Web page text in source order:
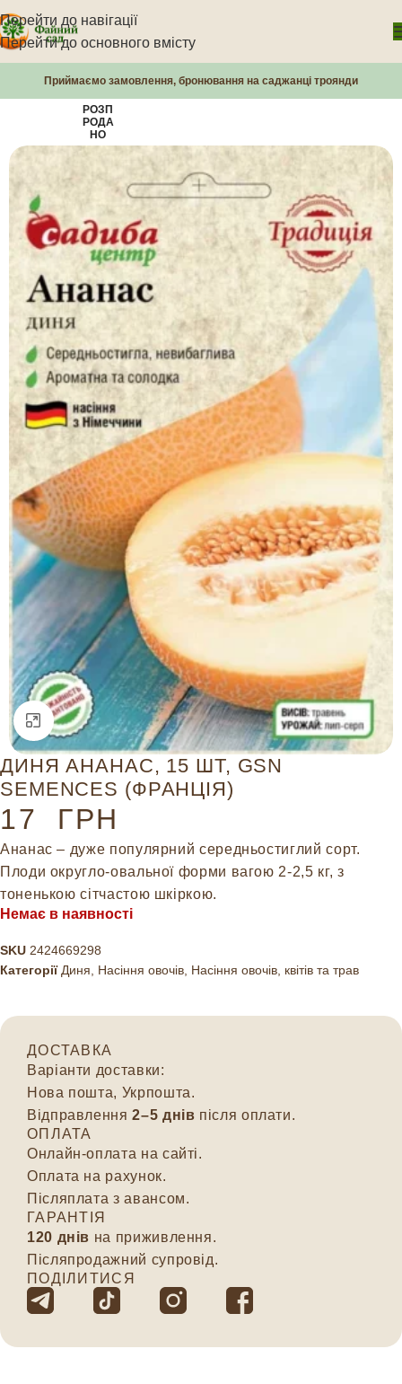
Перейти до навігації
Перейти до основного вмісту
Приймаємо замовлення, бронювання на саджанці троянди
РОЗП
РОДА
НО
Натисніть, щоб збільшити
ДИНЯ АНАНАС, 15 ШТ, GSN
SEMENCES (ФРАНЦІЯ)
17 ГРН
Ананас – дуже популярний середньостиглий сорт.
Плоди округло-овальної форми вагою 2-2,5 кг, з
тоненькою сітчастою шкіркою.
Немає в наявності
SKU 2424669298
Категорії Диня Насіння овочів Насіння овочів, квітів та трав
ДОСТАВКА
Варіанти доставки:
Нова пошта, Укрпошта.
Відправлення2–5 днів після оплати.
ОПЛАТА
Онлайн-оплата на сайті.
Оплата на рахунок.
Післяплата з авансом.
ГАРАНТІЯ
120 днів на приживлення.
Післяпродажний супровід.
ПОДІЛИТИСЯ